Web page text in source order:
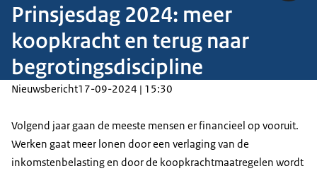
Prinsjesdag 2024: meer
koopkracht en terug naar
begrotingsdiscipline
Nieuwsbericht17-09-2024 | 15:30
Volgend jaar gaan de meeste mensen er financieel op vooruit.
Werken gaat meer lonen door een verlaging van de
inkomstenbelasting en door de koopkrachtmaatregelen wordt